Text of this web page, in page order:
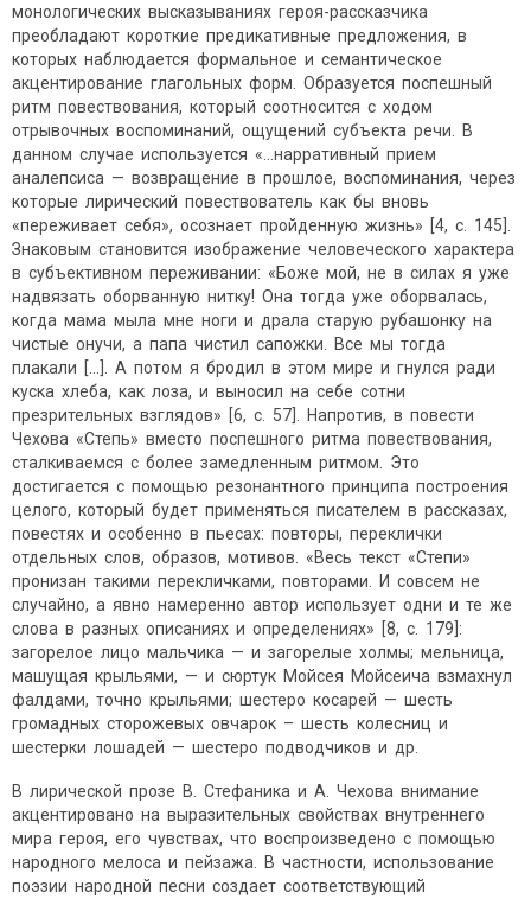
монологических высказываниях героя-рассказчика
преобладают короткие предикативные предложения, в
которых наблюдается формальное и семантическое
акцентирование глагольных форм. Образуется поспешный
ритм повествования, который соотносится с ходом
отрывочных воспоминаний, ощущений субъекта речи. В
данном случае используется «...нарративный прием
аналепсиса — возвращение в прошлое, воспоминания, через
которые лирический повествователь как бы вновь
«переживает себя», осознает пройденную жизнь» [4, с. 145].
Знаковым становится изображение человеческого характера
в субъективном переживании: «Боже мой, не в силах я уже
надвязать оборванную нитку! Она тогда уже оборвалась,
когда мама мыла мне ноги и драла старую рубашонку на
чистые онучи, а папа чистил сапожки. Все мы тогда
плакали […]. А потом я бродил в этом мире и гнулся ради
куска хлеба, как лоза, и выносил на себе сотни
презрительных взглядов» [6, с. 57]. Напротив, в повести
Чехова «Степь» вместо поспешного ритма повествования,
сталкиваемся с более замедленным ритмом. Это
достигается с помощью резонантного принципа построения
целого, который будет применяться писателем в рассказах,
повестях и особенно в пьесах: повторы, переклички
отдельных слов, образов, мотивов. «Весь текст «Степи»
пронизан такими перекличками, повторами. И совсем не
случайно, а явно намеренно автор использует одни и те же
слова в разных описаниях и определениях» [8, с. 179]:
загорелое лицо мальчика — и загорелые холмы; мельница,
машущая крыльями, — и сюртук Мойсея Мойсеича взмахнул
фалдами, точно крыльями; шестеро косарей — шесть
громадных сторожевых овчарок – шесть колесниц и
шестерки лошадей — шестеро подводчиков и др.
В лирической прозе В. Стефаника и А. Чехова внимание
акцентировано на выразительных свойствах внутреннего
мира героя, его чувствах, что воспроизведено с помощью
народного мелоса и пейзажа. В частности, использование
поэзии народной песни создает соответствующий